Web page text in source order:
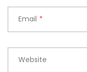
Email *
Website